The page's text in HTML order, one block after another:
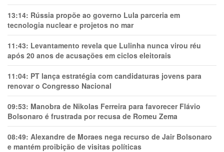
13:14: Rússia propõe ao governo Lula parceria em
tecnologia nuclear e projetos no mar
11:43: Levantamento revela que Lulinha nunca virou réu
após 20 anos de acusações em ciclos eleitorais
11:04: PT lança estratégia com candidaturas jovens para
renovar o Congresso Nacional
09:53: Manobra de Nikolas Ferreira para favorecer Flávio
Bolsonaro é frustrada por recusa de Romeu Zema
08:49: Alexandre de Moraes nega recurso de Jair Bolsonaro
e mantém proibição de visitas políticas